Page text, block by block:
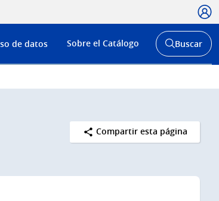
Menú
de
de datos Sobre el Catálogo
Abrir
buscador
Buscar
Compartir esta página